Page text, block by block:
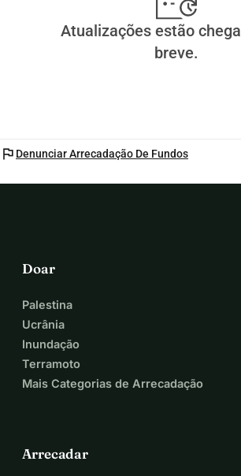
Atualizações estão
breve.
flag Denunciar Arrecadação De Fundos
Doar
Palestina
Ucrânia
Inundação
Terramoto
Mais Categorias de Arrecadação
Arrecadar